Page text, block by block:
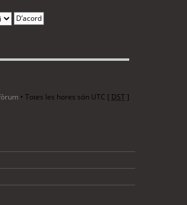
• Totes les hores són UTC [ DST]